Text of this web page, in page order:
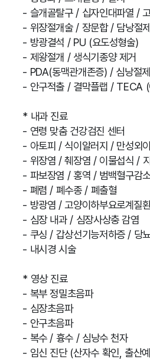
- 슬개골탈구 / 십자인대파열 /
- 위장절개술 / 장문합 / 담낭절
- 방광결석 / PU (요도성형술)
- 제왕절개 / 생식기종양 제거
- PDA(동맥관개존증) / 심낭절제
- 안구적출 / 결막플랩 / TECA (
* 내과 진료
- 연령 맞춤 건강검진 센터
- 아토피 / 식이알러지 / 만성외
- 위장염 / 췌장염 / 이물섭식 /
- 파보장염 / 홍역 / 범백혈구감
- 폐렴 / 폐수종 / 폐출혈
- 방광염 / 고양이하부요로계질
- 심장 내과 / 심장사상충 감염
- 쿠싱 / 갑상선기능저하증 / 당
- 내시경 시술
* 영상 진료
- 복부 정밀초음파
- 심장초음파
- 안구초음파
- 복수 / 흉수 / 심낭수 천자
- 임신 진단 (산자수 확인, 출산